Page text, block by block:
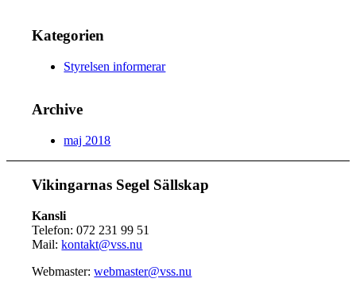
Kategorien
Styrelsen informerar
Archive
maj 2018
Vikingarnas Segel Sällskap
Kansli
Telefon: 072 231 99 51
Mail:kontakt@vss.nu
Webmaster:webmaster@vss.nu